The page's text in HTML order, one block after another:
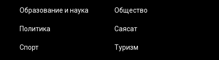
Образование и наука Общество
Политика Саясат
Спорт Туризм